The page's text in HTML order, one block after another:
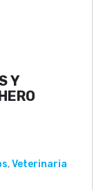
Y
,Veterinaria